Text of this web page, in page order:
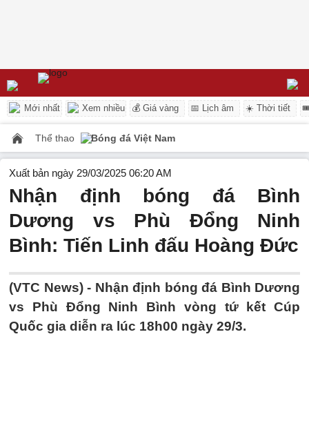
Mới nhất Xem nhiều 💰 Giá vàng 📅 Lịch âm ☀️ Thời tiết
Thể thao Bóng đá Việt Nam
Xuất bản ngày 29/03/2025 06:20 AM
Nhận định bóng đá Bình
Dương vs Phù Đổng Ninh
Bình: Tiến Linh đấu Hoàng Đức
(VTC News) - Nhận định bóng đá Bình Dương
vs Phù Đổng Ninh Bình vòng tứ kết Cúp
Quốc gia diễn ra lúc 18h00 ngày 29/3.